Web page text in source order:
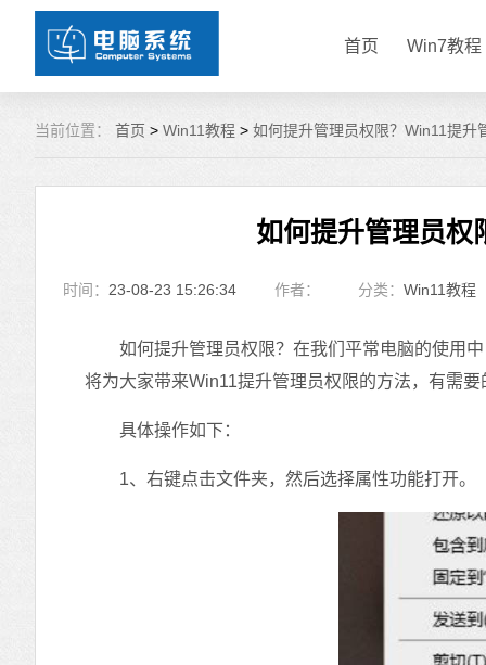
首页 Win7教程
当前位置： 首页 > Win11教程 > 如何提升管理员权限？Win11提升
如何提升管理员权
时间： 23-08-23 15:26:34 作者： 分类： Win11教程
如何提升管理员权限？在我们平常电脑的使用中
将为大家带来Win11提升管理员权限的方法，有需
具体操作如下：
1、右键点击文件夹，然后选择属性功能打开。